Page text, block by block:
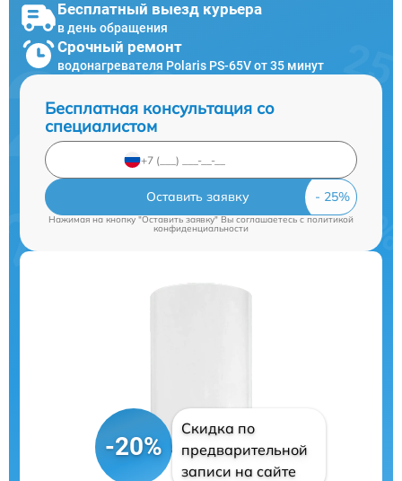
Бесплатный выезд курьера
в день обращения
Срочный ремонт
водонагревателя Polaris PS-65V от 35 минут
Бесплатная консультация со
специалистом
Оставить заявку
Нажимая на кнопку "Оставить заявку" Вы соглашаетесь cполитикой
конфиденциальности
-20%
Скидка по
предварительной
записи на сайте